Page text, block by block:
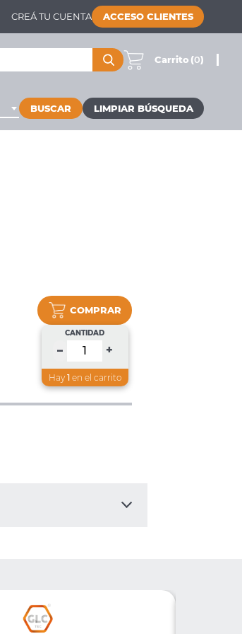
CREÁ TU CUENTA ACCESO CLIENTES
Carrito (0)
BUSCAR
COMPRAR
CANTIDAD
– +
Hay 1en el carrito